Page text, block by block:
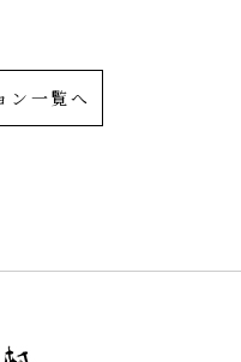
ン一覧へ